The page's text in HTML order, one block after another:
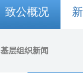
致公概况
基层组织新闻